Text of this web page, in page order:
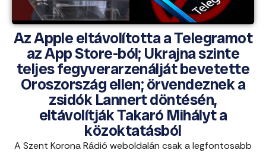
Az Apple eltávolította a Telegramot
az App Store-ból; Ukrajna szinte
teljes fegyverarzenálját bevetette
Oroszország ellen; örvendeznek a
zsidók Lannert döntésén,
eltávolítják Takaró Mihályt a
közoktatásból
A Szent Korona Rádió weboldalán csak a legfontosabb